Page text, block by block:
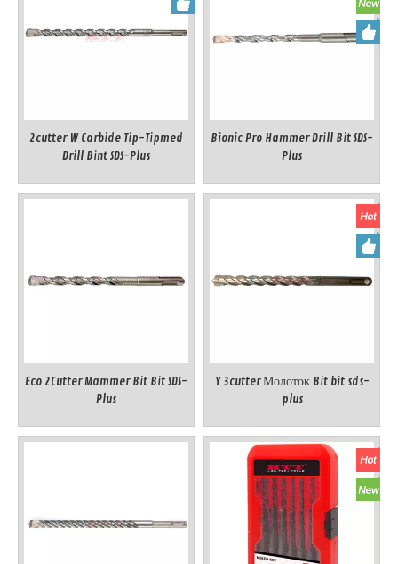
2cutter W Carbide Tip-Tipmed
Drill Bint SDS-Plus
Bionic Pro Hammer Drill Bit SDS-
Plus
Eco 2Cutter Mammer Bit Bit SDS-
Plus
Y 3cutter Молоток Bit bit sds-
plus